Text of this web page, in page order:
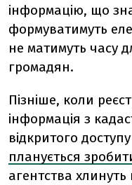
інформацію, що
формуватимуть
не матимуть часу
громадян.
Пізніше, коли
інформація з
відкритого
планується
агентства